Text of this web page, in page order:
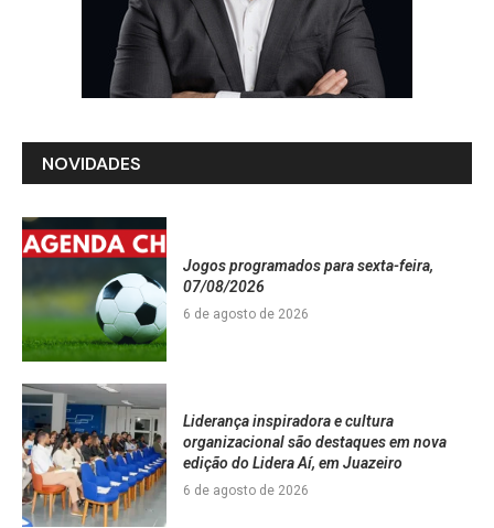
NOVIDADES
Jogos programados para sexta-feira,
07/08/2026
6 de agosto de 2026
Liderança inspiradora e cultura
organizacional são destaques em nova
edição do Lidera Aí, em Juazeiro
6 de agosto de 2026